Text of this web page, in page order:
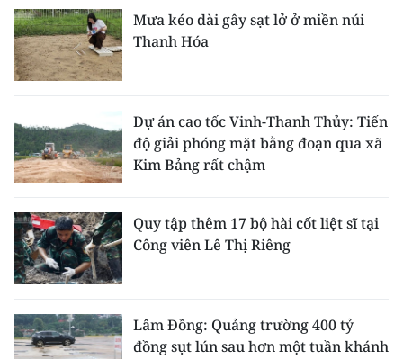
中文
FRANÇAIS
ESPAÑOL
한국어
Mưa kéo dài gây sạt lở ở miền núi
Thanh Hóa
Dự án cao tốc Vinh-Thanh Thủy: Tiến
độ giải phóng mặt bằng đoạn qua xã
Kim Bảng rất chậm
Quy tập thêm 17 bộ hài cốt liệt sĩ tại
Công viên Lê Thị Riêng
Lâm Đồng: Quảng trường 400 tỷ
đồng sụt lún sau hơn một tuần khánh